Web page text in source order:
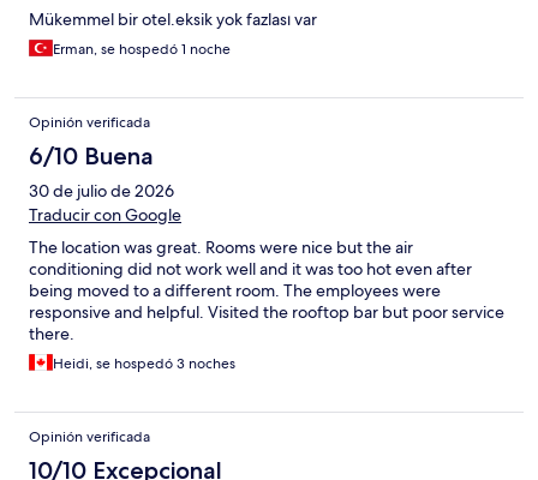
Mükemmel bir otel.eksik yok fazlası var
Erman, se hospedó 1 noche
Opinión verificada
6/10 Buena
30 de julio de 2026
Traducir con Google
The location was great. Rooms were nice but the air
conditioning did not work well and it was too hot even after
being moved to a different room. The employees were
responsive and helpful. Visited the rooftop bar but poor service
there.
Heidi, se hospedó 3 noches
Opinión verificada
10/10 Excepcional